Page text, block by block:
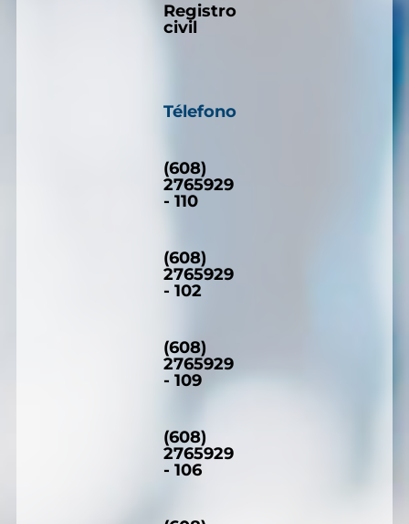
Registro
civil
Télefono
(608)
2765929
- 110
(608)
2765929
- 102
(608)
2765929
- 109
(608)
2765929
- 106